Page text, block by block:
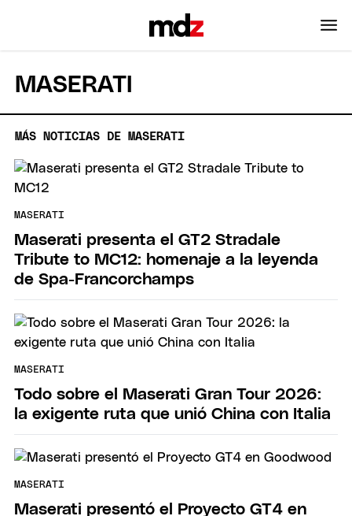
MASERATI
MÁS NOTICIAS DE MASERATI
MASERATI
Maserati presenta el GT2 Stradale
Tribute to MC12: homenaje a la leyenda
de Spa-Francorchamps
MASERATI
Todo sobre el Maserati Gran Tour 2026:
la exigente ruta que unió China con Italia
MASERATI
Maserati presentó el Proyecto GT4 en